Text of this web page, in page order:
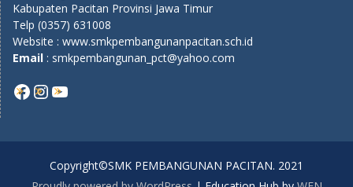
Kabupaten Pacitan Provinsi Jawa Timur
Telp (0357) 631008
Website : www.smkpembangunanpacitan.sch.id
Email : smkpembangunan_pct@yahoo.com
Copyright©SMK PEMBANGUNAN PACITAN. 2021